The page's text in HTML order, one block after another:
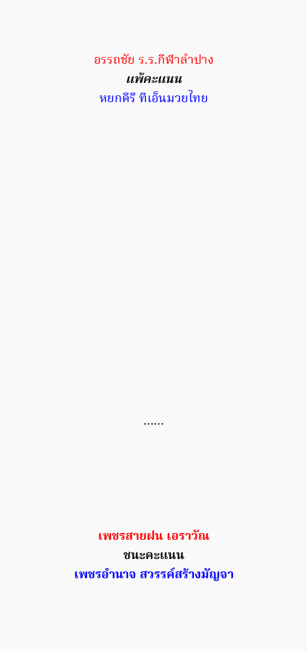
อรรถชัย ร.ร.กีฬาลำปาง
แพ้คะแนน
หยกคีรี ทีเอ็นมวยไทย
……
เพชรสายฝน เอราวัณ
ชนะคะแนน
เพชรอำนาจ สวรรค์สร้างมัญจา